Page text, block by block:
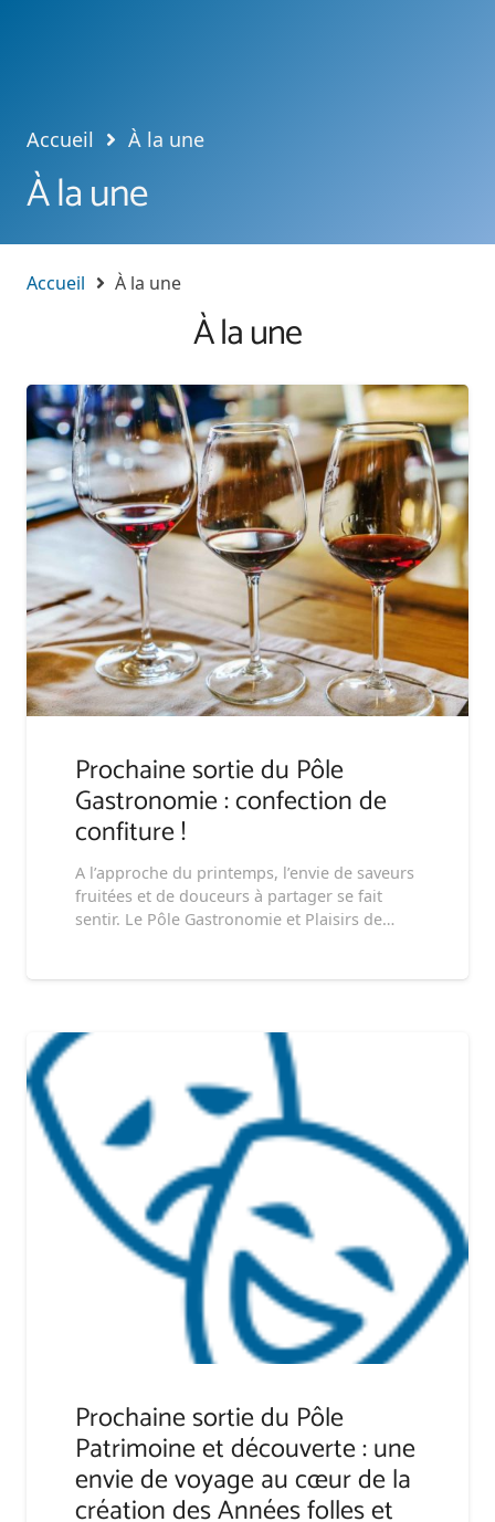
Accueil À la une
À la une
Accueil À la une
À la une
Prochaine sortie du Pôle
Gastronomie : confection de
confiture !
A l’approche du printemps, l’envie de saveurs
fruitées et de douceurs à partager se fait
sentir. Le Pôle Gastronomie et Plaisirs de…
Prochaine sortie du Pôle
Patrimoine et découverte : une
envie de voyage au cœur de la
création des Années folles et